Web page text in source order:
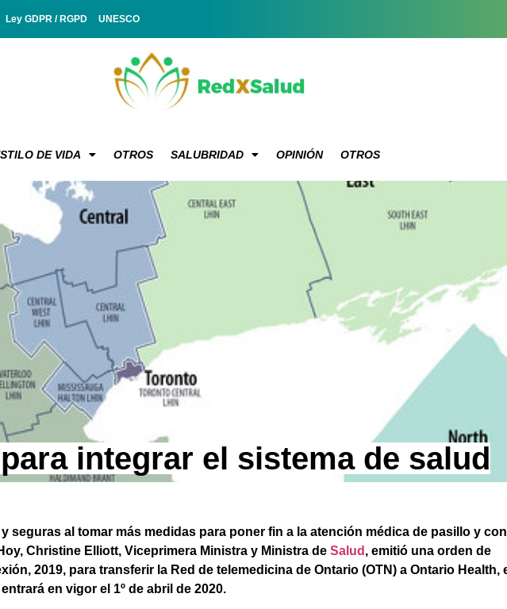
Ley GDPR / RGPD UNESCO
DE VIDA OTROS SALUBRIDAD OPINIÓN OTROS
integrar el sistema de salud
seguras al tomar más medidas para poner fin a la atención médica de pasillo y
Christine Elliott, Viceprimera Ministra y Ministra de Salud , emitió una orden de
2019, para transferir la Red de telemedicina de Ontario (OTN) a Ontario Health,
en vigor el 1º de abril de 2020.